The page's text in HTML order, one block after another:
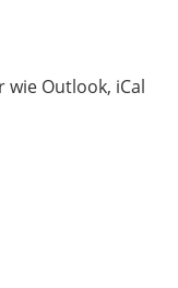
wie Outlook, iCal